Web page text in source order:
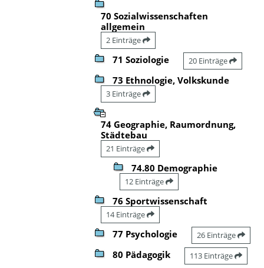
70 Sozialwissenschaften
allgemein
2 Einträge
71 Soziologie 20 Einträge
73 Ethnologie, Volkskunde
3 Einträge
74 Geographie, Raumordnung,
Städtebau
21 Einträge
74.80 Demographie
12 Einträge
76 Sportwissenschaft
14 Einträge
77 Psychologie 26 Einträge
80 Pädagogik 113 Einträge